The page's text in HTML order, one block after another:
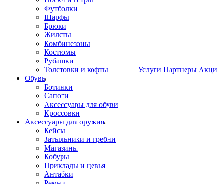
Футболки
Шарфы
Брюки
Жилеты
Комбинезоны
Костюмы
Рубашки
Толстовки и кофты
Обувь
Ботинки
Сапоги
Аксессуары для обуви
Кроссовки
Аксессуары для оружия
Кейсы
Затыльники и гребни
Магазины
Кобуры
Приклады и цевья
Антабки
Услуги Партнеры